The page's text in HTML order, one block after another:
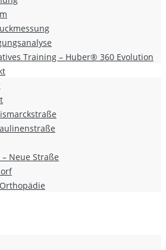
Training – Huber® 360 Evolution
Neue Straße